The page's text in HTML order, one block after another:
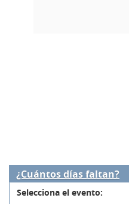
¿Cuántos días faltan?
Selecciona el evento: